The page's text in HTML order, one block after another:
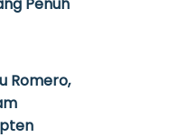
Romero,